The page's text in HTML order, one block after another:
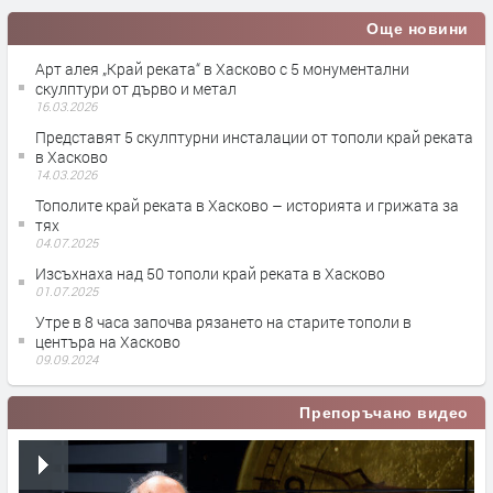
Още новини
Арт алея „Край реката“ в Хасково с 5 монументални
скулптури от дърво и метал
16.03.2026
Представят 5 скулптурни инсталации от тополи край реката
в Хасково
14.03.2026
Тополите край реката в Хасково – историята и грижата за
тях
04.07.2025
Изсъхнаха над 50 тополи край реката в Хасково
01.07.2025
Утре в 8 часа започва рязането на старите тополи в
центъра на Хасково
09.09.2024
Препоръчано видео